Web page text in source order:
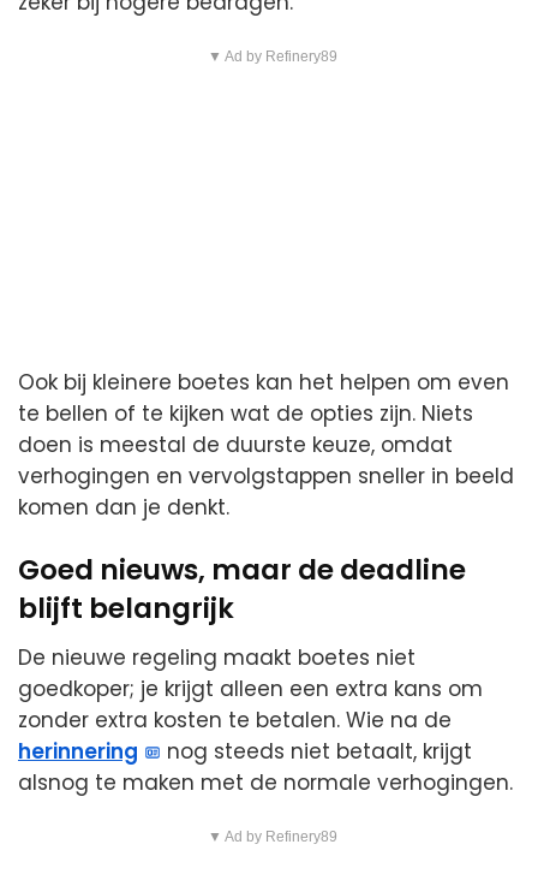
▼ Ad by Refinery89
Ook bij kleinere boetes kan het helpen om even
te bellen of te kijken wat de opties zijn. Niets
doen is meestal de duurste keuze, omdat
verhogingen en vervolgstappen sneller in beeld
komen dan je denkt.
Goed nieuws, maar de deadline
blijft belangrijk
De nieuwe regeling maakt boetes niet
goedkoper; je krijgt alleen een extra kans om
zonder extra kosten te betalen. Wie na de
herinnering
nog steeds niet betaalt, krijgt
alsnog te maken met de normale verhogingen.
▼ Ad by Refinery89